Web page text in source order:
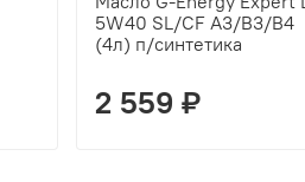
5W40 SL/CF A3/B3/B4
(4л) п/синтетика
2 559 ₽